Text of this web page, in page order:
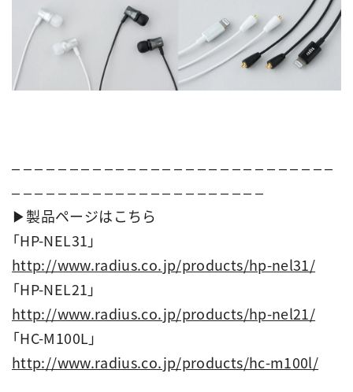
– – – – – – – – – – – – – – – – – – – – – – – – – – – –
– – – – – – – – – – – – – – – – – – – – – –
▶︎製品ページはこちら
「HP-NEL31」
http://www.radius.co.jp/products/hp-nel31/
「HP-NEL21」
http://www.radius.co.jp/products/hp-nel21/
「HC-M100L」
http://www.radius.co.jp/products/hc-m100l/